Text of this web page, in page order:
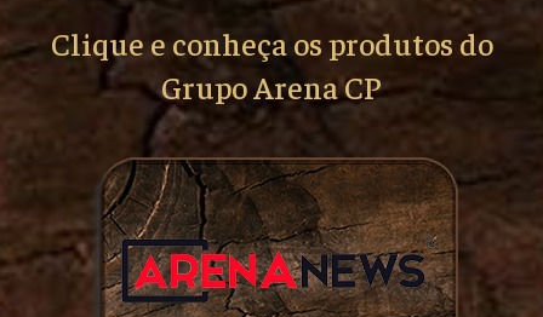
Clique e conheça os produtos do
Grupo Arena CP